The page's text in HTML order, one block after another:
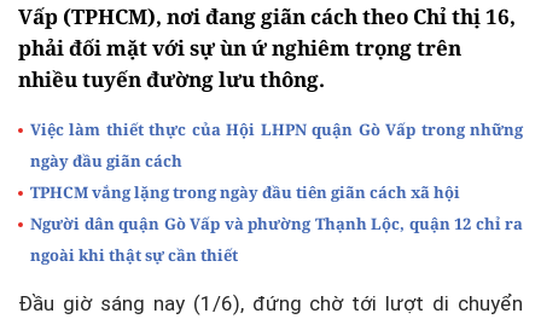
Vấp (TPHCM), nơi đang giãn cách theo Chỉ thị 16,
phải đối mặt với sự ùn ứ nghiêm trọng trên
nhiều tuyến đường lưu thông.
Việc làm thiết thực của Hội LHPN quận Gò Vấp trong những
ngày đầu giãn cách
TPHCM vắng lặng trong ngày đầu tiên giãn cách xã hội
Người dân quận Gò Vấp và phường Thạnh Lộc, quận 12 chỉ ra
ngoài khi thật sự cần thiết
Đầu giờ sáng nay (1/6), đứng chờ tới lượt di chuyển